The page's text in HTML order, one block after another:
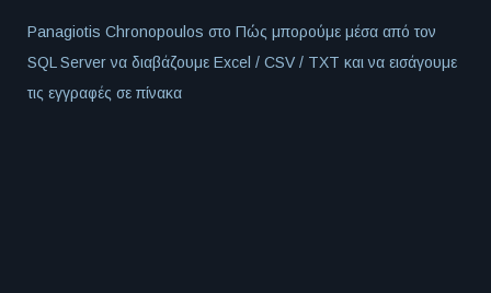
Panagiotis Chronopoulos στο Πώς μπορούμε μέσα από τον
SQL Server να διαβάζουμε Excel / CSV / TXT και να εισάγουμε
τις εγγραφές σε πίνακα